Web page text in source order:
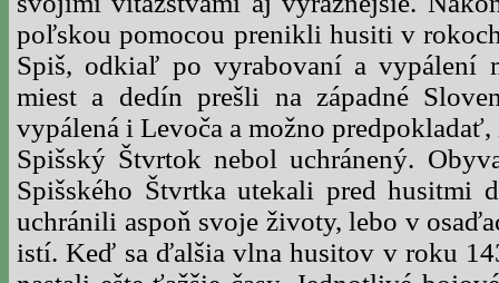
poľskou pomocou prenikli husiti v
Spiš, odkiaľ po vyrabovaní a vypálení
miest a dedín prešli na západné
vypálená i Levoča a možno
Spišský Štvrtok nebol uchránený.
Spišského Štvrtka utekali pred husitmi
uchránili aspoň svoje životy, lebo v
istí. Keď sa ďalšia vlna husitov v roku